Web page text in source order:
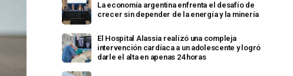
La economía argentina enfrenta el desafío de
crecer sin depender de la energía y la minería
El Hospital Alassia realizó una compleja
intervención cardíaca a un adolescente y logró
darle el alta en apenas 24 horas